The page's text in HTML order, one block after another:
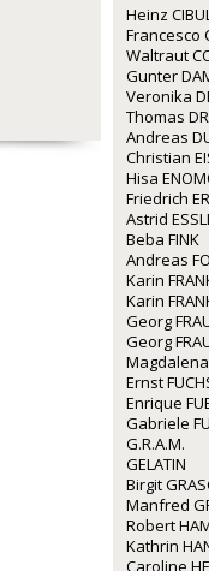
Heinz
Francesco
Waltraut
Gunter
Veronika
Thomas
Andreas
Christian
Hisa
Friedrich
Astrid
Beba FINK
Andreas
Karin
Karin
Georg
Georg
Magdalena
Ernst
Enrique
Gabriele
G.R.A.M.
GELATIN
Birgit
Manfred
Robert
Kathrin
Caroline